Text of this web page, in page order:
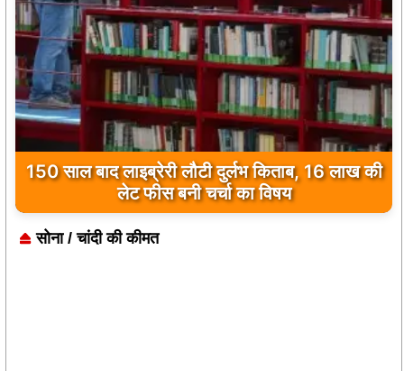
कुछ मोहब्बतें मुकम्मल होकर भी अधूरी रह जाती हैं…
‘मुसाफिर कैफे’ उसी दर्द का नाम है
सोना / चांदी की कीमत